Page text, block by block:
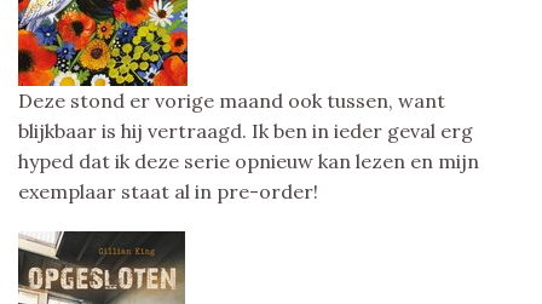
Deze stond er vorige maand ook tussen, want
blijkbaar is hij vertraagd. Ik ben in ieder geval erg
hyped dat ik deze serie opnieuw kan lezen en mijn
exemplaar staat al in pre-order!